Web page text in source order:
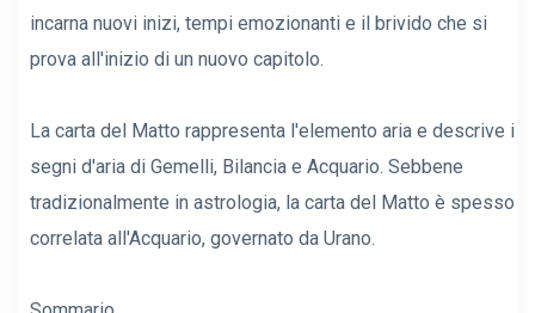
incarna nuovi inizi, tempi emozionanti e il brivido che si
prova all'inizio di un nuovo capitolo.
La carta del Matto rappresenta l'elemento aria e descrive i
segni d'aria di Gemelli, Bilancia e Acquario. Sebbene
tradizionalmente in astrologia, la carta del Matto è spesso
correlata all'Acquario, governato da Urano.